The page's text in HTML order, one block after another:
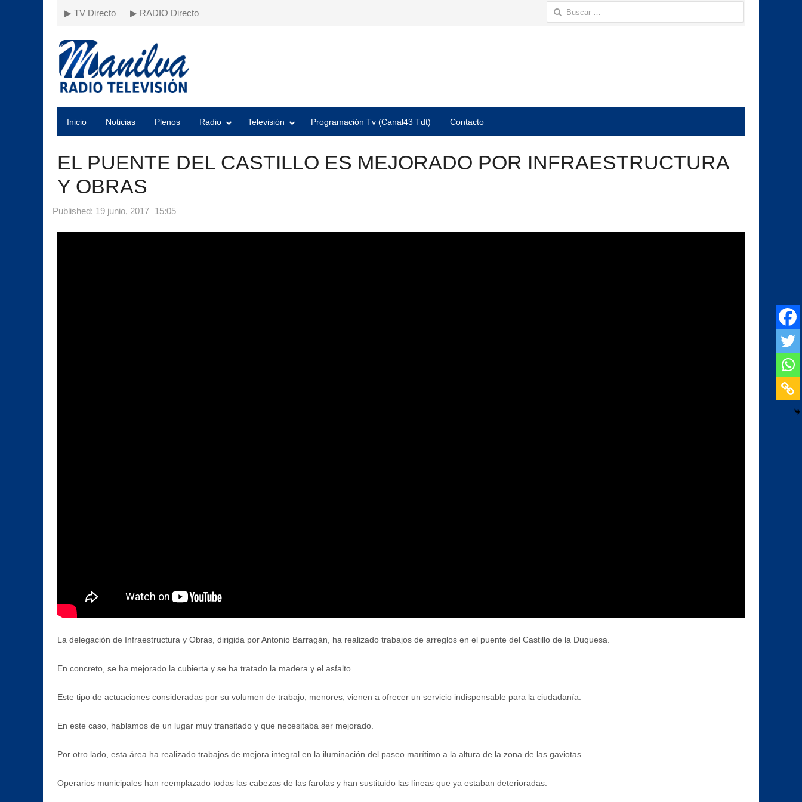
▶ TV Directo ▶ RADIO Directo Buscar:
Inicio Noticias Plenos Radio Televisión Programación Tv (Canal43 Tdt) Contacto
EL PUENTE DEL CASTILLO ES MEJORADO POR INFRAESTRUCTURA
Y OBRAS
Published: 19 junio, 2017 15:05
La delegación de Infraestructura y Obras, dirigida por Antonio Barragán, ha realizado trabajos de arreglos en el puente del Castillo de la Duquesa.
En concreto, se ha mejorado la cubierta y se ha tratado la madera y el asfalto.
Este tipo de actuaciones consideradas por su volumen de trabajo, menores, vienen a ofrecer un servicio indispensable para la ciudadanía.
En este caso, hablamos de un lugar muy transitado y que necesitaba ser mejorado.
Por otro lado, esta área ha realizado trabajos de mejora integral en la iluminación del paseo marítimo a la altura de la zona de las gaviotas.
Operarios municipales han reemplazado todas las cabezas de las farolas y han sustituido las líneas que ya estaban deterioradas.